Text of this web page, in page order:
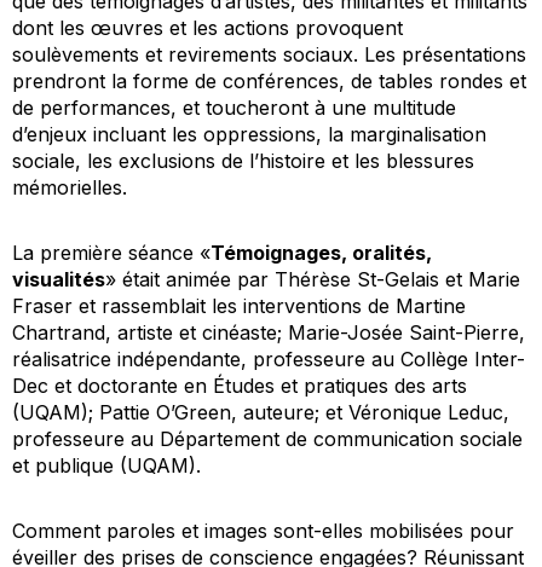
dont les œuvres et les actions provoquent
soulèvements et revirements sociaux. Les présentations
prendront la forme de conférences, de tables rondes et
de performances, et toucheront à une multitude
d’enjeux incluant les oppressions, la marginalisation
sociale, les exclusions de l’histoire et les blessures
mémorielles.
La première séance «Témoignages, oralités,
visualités» était animée par Thérèse St-Gelais et Marie
Fraser et rassemblait les interventions de Martine
Chartrand, artiste et cinéaste; Marie-Josée Saint-Pierre,
réalisatrice indépendante, professeure au Collège Inter-
Dec et doctorante en Études et pratiques des arts
(UQAM); Pattie O’Green, auteure; et Véronique Leduc,
professeure au Département de communication sociale
et publique (UQAM).
Comment paroles et images sont-elles mobilisées pour
éveiller des prises de conscience engagées? Réunissant